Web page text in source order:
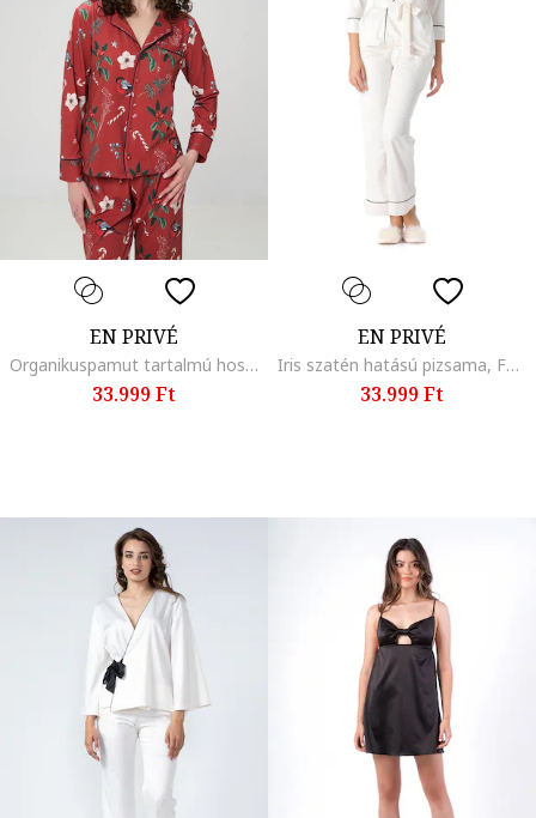
EN PRIVÉ
Organikuspamut tartalmú hosszú pizsama, Piros
33.999 Ft
EN PRIVÉ
Iris szatén hatású pizsama, Fehér
33.999 Ft